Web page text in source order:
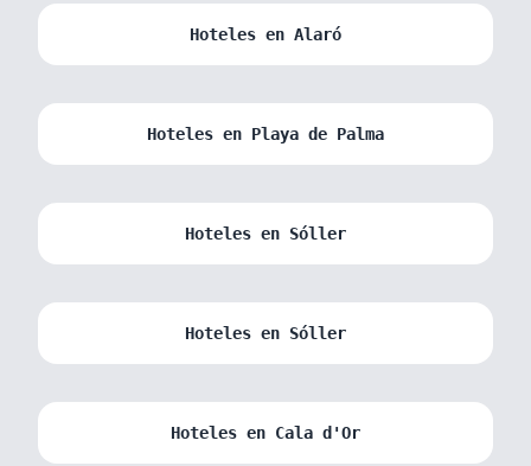
Hoteles en Alaró
Hoteles en Playa de Palma
Hoteles en Sóller
Hoteles en Sóller
Hoteles en Cala d'Or